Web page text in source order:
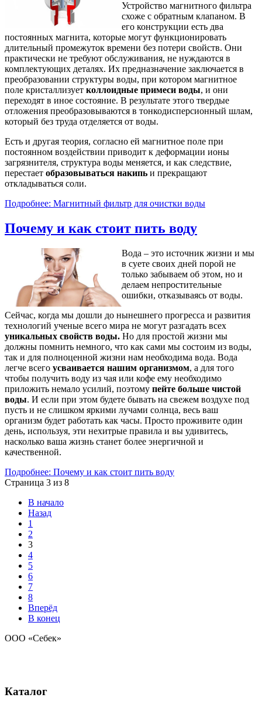
Устройство магнитного фильтра
схоже с обратным клапаном. В
его конструкции есть два
постоянных магнита, которые могут функционировать
длительный промежуток времени без потери свойств. Они
практически не требуют обслуживания, не нуждаются в
комплектующих деталях. Их предназначение заключается в
преобразовании структуры воды, при котором магнитное
поле кристаллизует коллоидные примеси воды, и они
переходят в иное состояние. В результате этого твердые
отложения преобразовываются в тонкодисперсионный шлам,
который без труда отделяется от воды.
Есть и другая теория, согласно ей магнитное поле при
постоянном воздействии приводит к деформации ионы
загрязнителя, структура воды меняется, и как следствие,
перестает образовываться накипь и прекращают
откладываться соли.
Подробнее: Магнитный фильтр для очистки воды
Почему и как стоит пить воду
Вода – это источник жизни и мы
в суете своих дней порой не
только забываем об этом, но и
делаем непростительные
ошибки, отказываясь от воды.
Сейчас, когда мы дошли до нынешнего прогресса и развития
технологий ученые всего мира не могут разгадать всех
уникальных свойств воды. Но для простой жизни мы
должны помнить немного, что как сами мы состоим из воды,
так и для полноценной жизни нам необходима вода. Вода
легче всего усваивается нашим организмом, а для того
чтобы получить воду из чая или кофе ему необходимо
приложить немало усилий, поэтому пейте больше чистой
воды. И если при этом будете бывать на свежем воздухе под
пусть и не слишком яркими лучами солнца, весь ваш
организм будет работать как часы. Просто проживите один
день, используя, эти нехитрые правила и вы удивитесь,
насколько ваша жизнь станет более энергичной и
качественной.
Подробнее: Почему и как стоит пить воду
Страница 3 из 8
В начало
Назад
1
2
3
4
5
6
7
8
Вперёд
В конец
ООО «Себек»
Каталог